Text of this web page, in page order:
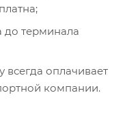
до терминала
оплачивает
компании.